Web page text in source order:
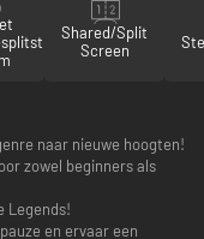
Shared/Split
Screen
naar nieuwe hoogten!
zowel beginners als
Legends!
en ervaar een